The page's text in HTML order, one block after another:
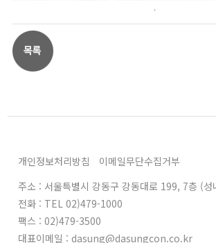
.
개인정보처리방침
이메일무단수집거부
주소 : 서울특별시 강동구 강동대로 199, 7층 (성
전화 : TEL 02)479-1000
팩스 : 02)479-3500
대표이메일 : dasung@dasungcon.co.kr